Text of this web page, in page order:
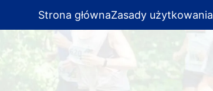
Strona głównaZasady użytkowania